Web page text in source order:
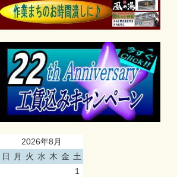
2026年8月
日
月 火 水 木 金 土
1